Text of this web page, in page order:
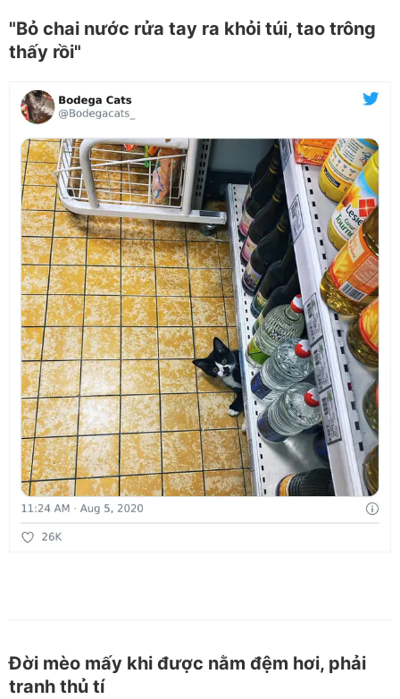
"Bỏ chai nước rửa tay ra khỏi túi, tao trông
thấy rồi"
Đời mèo mấy khi được nằm đệm hơi, phải
tranh thủ tí